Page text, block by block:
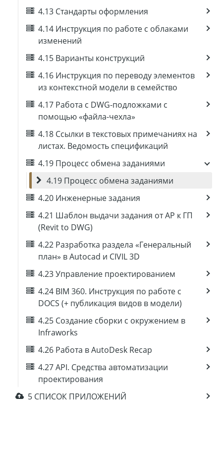
4.13 Стандарты оформления
4.14 Инструкция по работе с облаками
изменений
4.15 Варианты конструкций
4.16 Инструкция по переводу элементов
из контекстной модели в семейство
4.17 Работа с DWG-подложками с
помощью «файла-чехла»
4.18 Ссылки в текстовых примечаниях на
листах. Ведомость спецификаций
4.19 Процесс обмена заданиями
4.19 Процесс обмена заданиями
4.20 Инженерные задания
4.21 Шаблон выдачи задания от АР к ГП
(Revit to DWG)
4.22 Разработка раздела «Генеральный
план» в Autocad и CIVIL 3D
4.23 Управление проектированием
4.24 BIM 360. Инструкция по работе с
DOCS (+ публикация видов в модели)
4.25 Создание сборки с окружением в
Infraworks
4.26 Работа в AutoDesk Recap
4.27 API. Средства автоматизации
проектирования
5 СПИСОК ПРИЛОЖЕНИЙ